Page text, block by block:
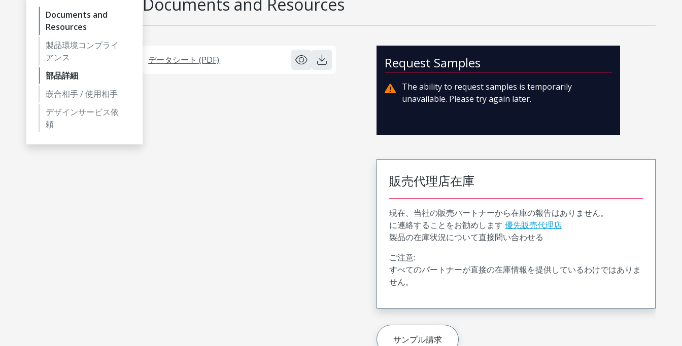
Documents and
Resources
製品環境コンプライ
アンス
部品詳細
嵌合相手 / 使用相手
デザインサービス依
頼
Documents and Resources
データシート (PDF) Request Samples
The ability to request samples is temporarily
unavailable. Please try again later.
販売代理店在庫
現在、当社の販売パートナーから在庫の報告はありません。
に連絡することをお勧めします 優先販売代理店
製品の在庫状況について直接問い合わせる
ご注意:
すべてのパートナーが直接の在庫情報を提供しているわけではありま
せん。
サンプル請求